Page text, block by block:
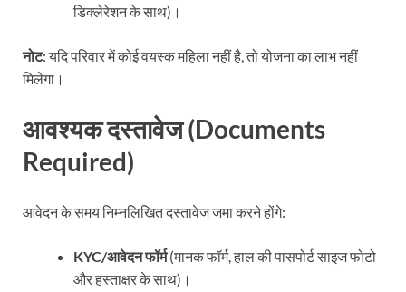
डिक्लेरेशन के साथ)।
नोट: यदि परिवार में कोई वयस्क महिला नहीं है, तो योजना का लाभ नहीं
मिलेगा।
आवश्यक दस्तावेज (Documents
Required)
आवेदन के समय निम्नलिखित दस्तावेज जमा करने होंगे:
KYC/आवेदन फॉर्म(मानक फॉर्म, हाल की पासपोर्ट साइज फोटो
और हस्ताक्षर के साथ)।